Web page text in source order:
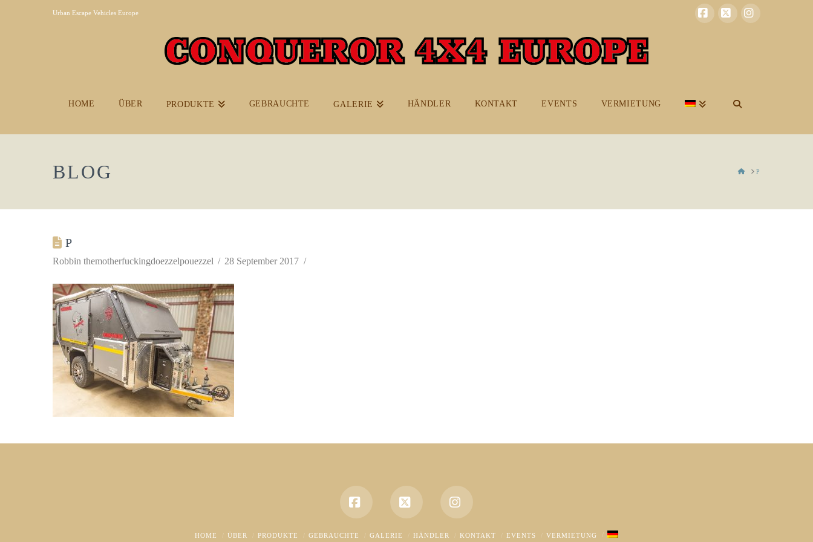
Urban Escape Vehicles Europe
HOME ÜBER PRODUKTE GEBRAUCHTE GALERIE HÄNDLER KONTAKT EVENTS VERMIETUNG
BLOG HOME
P
P
Robbin themotherfuckingdoezzelpouezzel 28 September 2017
Facebook X Instagram
HOME ÜBER PRODUKTE GEBRAUCHTE GALERIE HÄNDLER KONTAKT EVENTS VERMIETUNG